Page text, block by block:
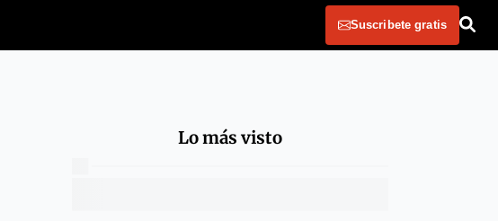
Suscribete gratis
Lo más visto